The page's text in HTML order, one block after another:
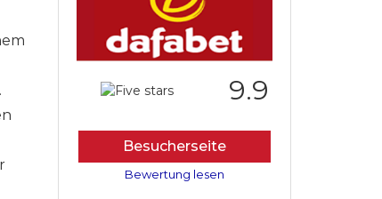
9.9
Besucherseite
Bewertung lesen